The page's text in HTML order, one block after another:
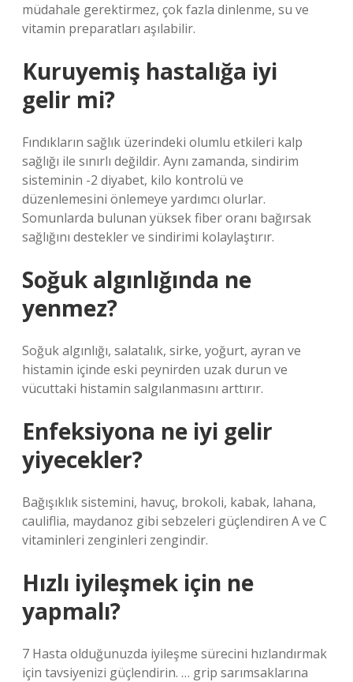
müdahale gerektirmez, çok fazla dinlenme, su ve
vitamin preparatları aşılabilir.
Kuruyemiş hastalığa iyi
gelir mi?
Fındıkların sağlık üzerindeki olumlu etkileri kalp
sağlığı ile sınırlı değildir. Aynı zamanda, sindirim
sisteminin -2 diyabet, kilo kontrolü ve
düzenlemesini önlemeye yardımcı olurlar.
Somunlarda bulunan yüksek fiber oranı bağırsak
sağlığını destekler ve sindirimi kolaylaştırır.
Soğuk algınlığında ne
yenmez?
Soğuk algınlığı, salatalık, sirke, yoğurt, ayran ve
histamin içinde eski peynirden uzak durun ve
vücuttaki histamin salgılanmasını arttırır.
Enfeksiyona ne iyi gelir
yiyecekler?
Bağışıklık sistemini, havuç, brokoli, kabak, lahana,
cauliflia, maydanoz gibi sebzeleri güçlendiren A ve C
vitaminleri zenginleri zengindir.
Hızlı iyileşmek için ne
yapmalı?
7 Hasta olduğunuzda iyileşme sürecini hızlandırmak
için tavsiyenizi güçlendirin. … grip sarımsaklarına